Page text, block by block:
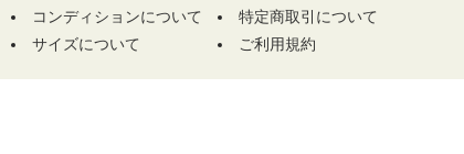
春夏 TOUR B】 をお買い上げ!!ありがとうござ
います！
愛知県にて【中古 メンズ ブリヂストンゴルフ
コンディションについて
サイズについて
特定商取引について
ご利用規約